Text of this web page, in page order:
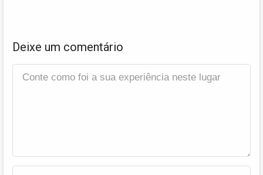
Deixe um comentário